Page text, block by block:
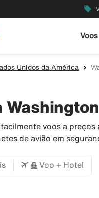
local_offer
Voos
Unidos da América
voos a preços
de avião em
Voo + Hotel